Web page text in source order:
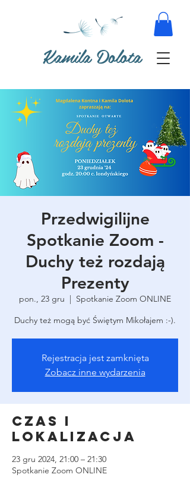
Kamila Dolota
Przedwigilijne
Spotkanie Zoom -
Duchy też rozdają
Prezenty
pon., 23 gru
  |
Spotkanie Zoom ONLINE
Duchy też mogą być Świętym Mikołajem :-).
Rejestracja jest zamknięta
Zobacz inne wydarzenia
Czas i
lokalizacja
23 gru 2024, 21:00 – 21:30
Spotkanie Zoom ONLINE